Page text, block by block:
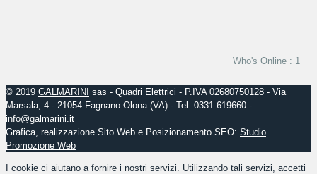
Who's Online : 1
© 2019 GALMARINI sas - Quadri Elettrici - P.IVA 02680750128 - Via
Marsala, 4 - 21054 Fagnano Olona (VA) - Tel. 0331 619660 -
info@galmarini.it
Grafica, realizzazione Sito Web e Posizionamento SEO: Studio
Promozione Web
I cookie ci aiutano a fornire i nostri servizi. Utilizzando tali servizi, accetti